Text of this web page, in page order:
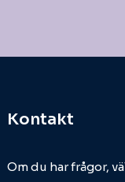
Kontakt
Om du har frågor,